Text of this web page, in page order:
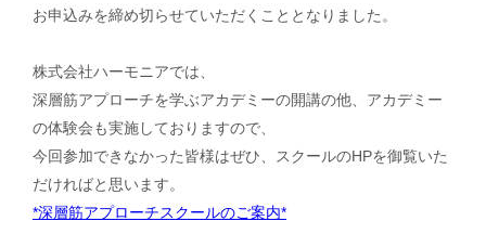
お申込みを締め切らせていただくこととなりました。
株式会社ハーモニアでは、
深層筋アプローチを学ぶアカデミーの開講の他、アカデミー
の体験会も実施しておりますので、
今回参加できなかった皆様はぜひ、スクールのHPを御覧いた
だければと思います。
*深層筋アプローチスクールのご案内*